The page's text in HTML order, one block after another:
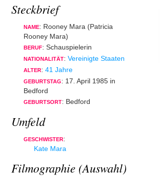
Steckbrief
NAME: Rooney Mara (Patricia
Rooney Mara)
BERUF: Schauspielerin
NATIONALITÄT: Vereinigte Staaten
ALTER: 41 Jahre
GEBURTSTAG: 17. April 1985 in
Bedford
GEBURTSORT: Bedford
Umfeld
GESCHWISTER:
Kate Mara
Filmographie (Auswahl)